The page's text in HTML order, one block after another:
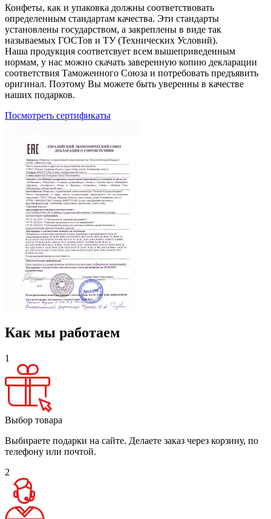
Конфеты, как и упаковка должны соответствовать
определенным стандартам качества. Эти стандарты
установлены государством, а закреплены в виде так
называемых ГОСТов и ТУ (Технических Условий).
Наша продукция соответсвует всем вышеприведенным
нормам, у нас можно скачать заверенную копию декларации
соответствия Таможенного Союза и потребовать предъявить
оригинал. Поэтому Вы можете быть уверенны в качестве
наших подарков.
Посмотреть сертификаты
Как мы работаем
1
Выбор товара
Выбираете подарки на сайте. Делаете заказ через корзину, по
телефону или почтой.
2